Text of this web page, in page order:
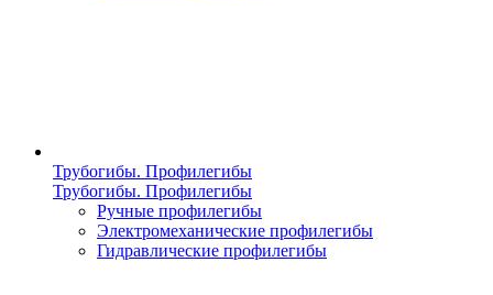
Трубогибы. Профилегибы
Трубогибы. Профилегибы
Ручные профилегибы
Электромеханические профилегибы
Гидравлические профилегибы